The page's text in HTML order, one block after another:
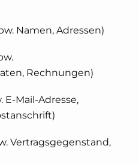
Namen, Adressen)
Rechnungen)
Mail-Adresse,
Vertragsgegenstand,